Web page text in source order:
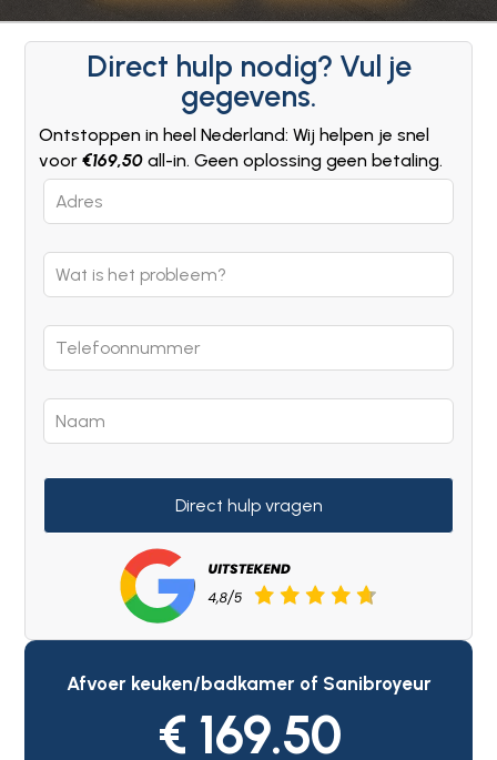
Direct hulp nodig? Vul je
gegevens.
Ontstoppen in heel Nederland: Wij helpen je snel
voor€169,50 all-in. Geen oplossing geen betaling.
Leave
this
blank
Direct hulp vragen
Afvoer keuken/badkamer of Sanibroyeur
€ 169.50